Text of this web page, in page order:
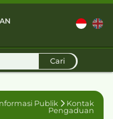
Cari
Publik
Kontak
Pengaduan